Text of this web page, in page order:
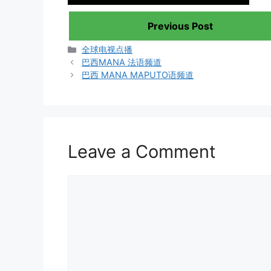
Previous Post
Categories
全球电视点播
巴西MANA 法语频道
巴西 MANA MAPUTO语频道
Leave a Comment